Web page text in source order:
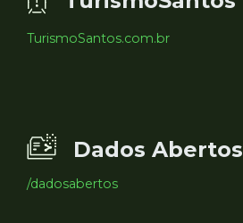
TurismoSantos.com.br
Dados Abertos
/dadosabertos